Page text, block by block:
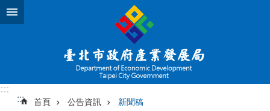
跳到主要內容區塊
:::
:::
首頁 公告資訊 新聞稿